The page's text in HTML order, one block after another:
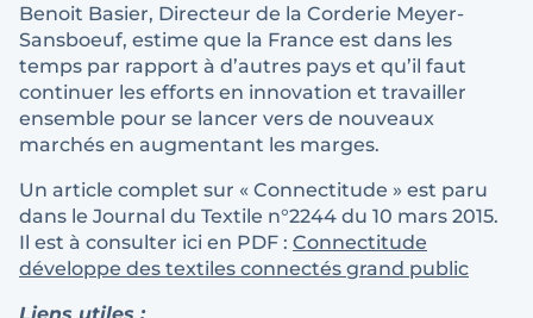
Benoit Basier, Directeur de la Corderie Meyer-
Sansboeuf, estime que la France est dans les
temps par rapport à d’autres pays et qu’il faut
continuer les efforts en innovation et travailler
ensemble pour se lancer vers de nouveaux
marchés en augmentant les marges.
Un article complet sur « Connectitude » est paru
dans le Journal du Textile n°2244 du 10 mars 2015.
Il est à consulter ici en PDF : Connectitude
développe des textiles connectés grand public